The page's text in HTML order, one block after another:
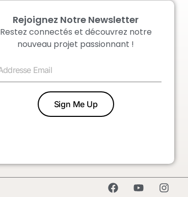
Rejoignez Notre Newsletter
Restez connectés et découvrez notre
nouveau projet passionnant !
Sign Me Up